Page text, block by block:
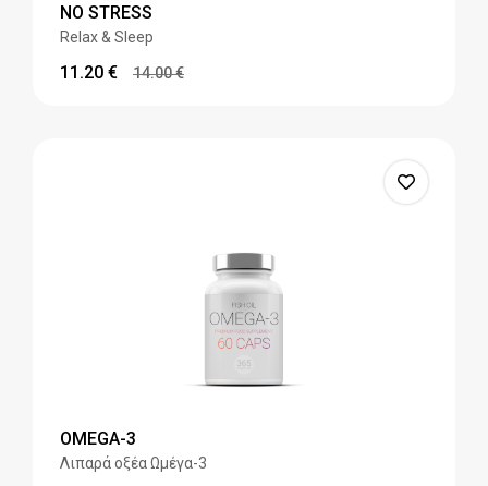
NO STRESS
Relax & Sleep
11.20 € 14.00€
OMEGA-3
Λιπαρά οξέα Ωμέγα-3